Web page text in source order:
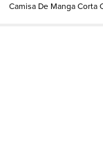
Camisa De Manga